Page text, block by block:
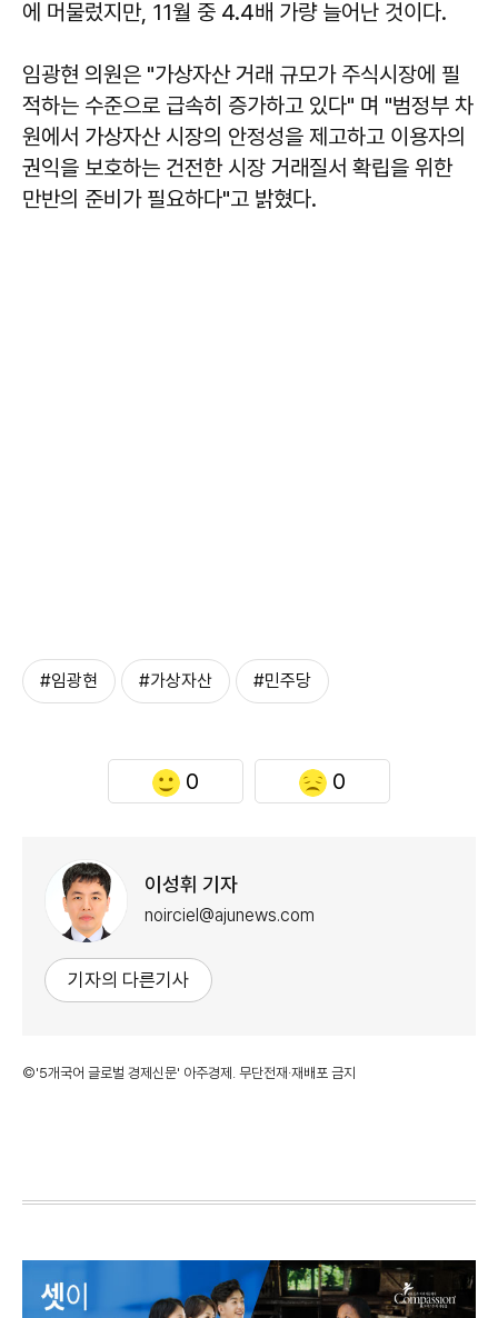
에 머물렀지만, 11월 중 4.4배 가량 늘어난 것이다.
임광현 의원은 "가상자산 거래 규모가 주식시장에 필
적하는 수준으로 급속히 증가하고 있다" 며 "범정부 차
원에서 가상자산 시장의 안정성을 제고하고 이용자의
권익을 보호하는 건전한 시장 거래질서 확립을 위한
만반의 준비가 필요하다"고 밝혔다.
#임광현 #가상자산 #민주당
0 0
이성휘 기자
noirciel@ajunews.com
기자의 다른기사
©'5개국어 글로벌 경제신문' 아주경제. 무단전재·재배포 금지